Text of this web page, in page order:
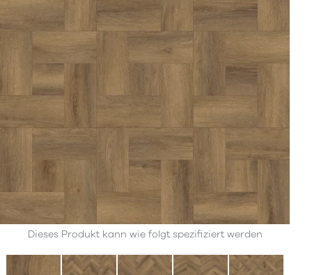
Dieses Produkt kann wie folgt spezifiziert werden